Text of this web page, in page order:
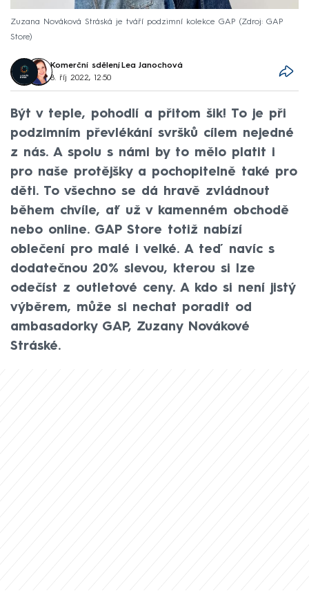
Zuzana Nováková Stráská je tváří podzimní kolekce GAP
Zdroj: GAP
Store
Komerční sdělení, Lea Janochová
8. říj 2022, 12:50
Být v teple, pohodlí a přitom šik! To je při
podzimním převlékání svršků cílem nejedné
z nás. A spolu s námi by to mělo platit i
pro naše protějšky a pochopitelně také pro
děti. To všechno se dá hravě zvládnout
během chvíle, ať už v kamenném obchodě
nebo online. GAP Store totiž nabízí
oblečení pro malé i velké. A teď navíc s
dodatečnou 20% slevou, kterou si lze
odečíst z outletové ceny. A kdo si není jistý
výběrem, může si nechat poradit od
ambasadorky GAP, Zuzany Novákové
Stráské.